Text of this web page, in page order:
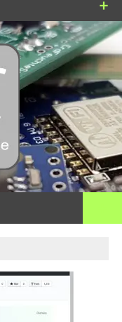
–
3D
und
Heimwerken, 3D-
technische Themen.